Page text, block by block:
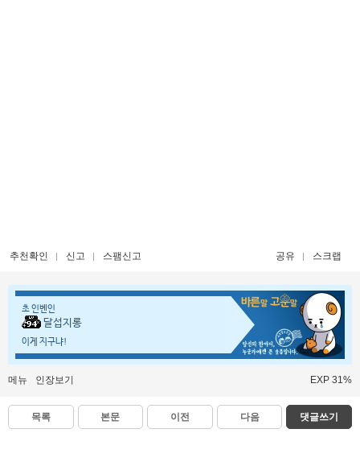
추천확인 신고 스팸신고 공유 스크랩
초 인벤인
달섭지롱
이게 지구냐!
메뉴 인장보기 EXP 31%
목록 본문 이전 다음 댓글쓰기